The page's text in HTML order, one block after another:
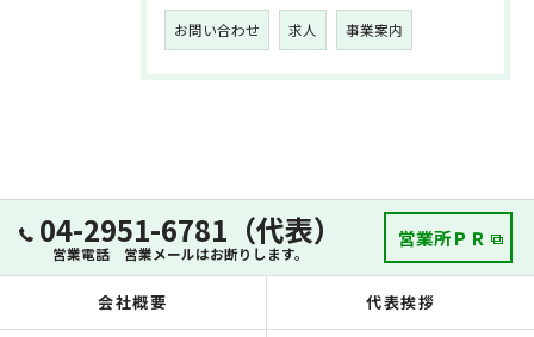
お問い合わせ 求人 事業案内
04-2951-6781（代表）
営業電話 営業メールはお断りします。
営業所ＰＲ
会社概要 代表挨拶